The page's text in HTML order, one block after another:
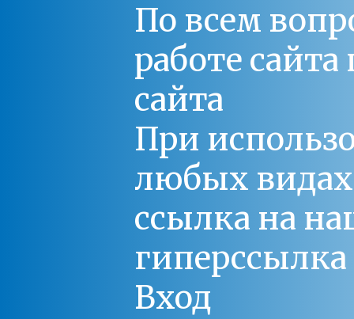
По всем
работе
сайта
При
любых
ссылка на
Вход